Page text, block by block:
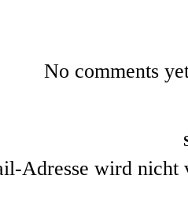
No comments
Adresse wird nicht